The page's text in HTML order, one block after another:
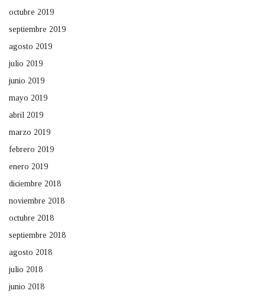
octubre 2019
septiembre 2019
agosto 2019
julio 2019
junio 2019
mayo 2019
abril 2019
marzo 2019
febrero 2019
enero 2019
diciembre 2018
noviembre 2018
octubre 2018
septiembre 2018
agosto 2018
julio 2018
junio 2018